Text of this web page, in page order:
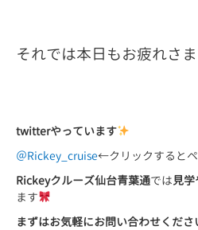
それでは本日もお疲れさま
twitterやっています
＠Rickey_cruise←クリックすると
Rickeyクルーズ仙台青葉通では見
ます
まずはお気軽にお問い合わせくださ